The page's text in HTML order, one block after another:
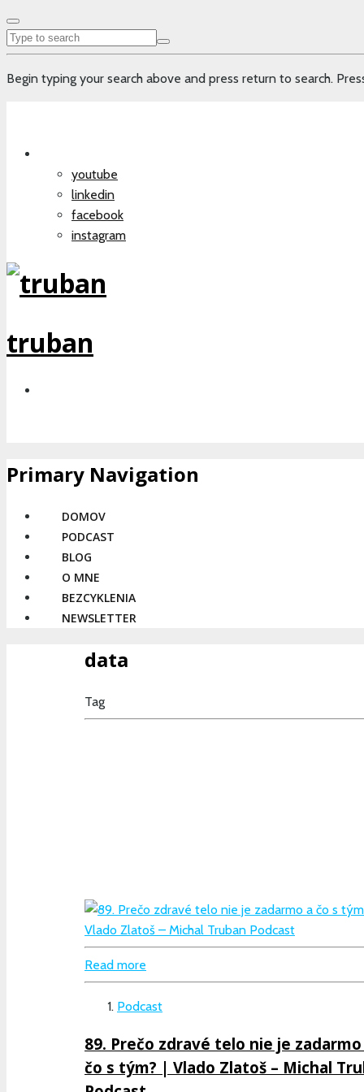
Begin typing your search above and press return to search.
youtube
linkedin
facebook
instagram
truban
Primary Navigation
DOMOV
PODCAST
BLOG
O MNE
BEZCYKLENIA
NEWSLETTER
data
Tag
Read more
Podcast
89. Prečo zdravé telo nie je zadarmo
čo s tým? | Vlado Zlatoš – Michal